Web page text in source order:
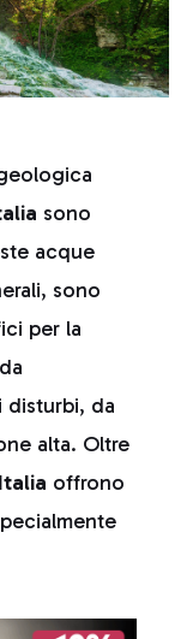
sono
acque
sono
per la
disturbi, da
alta. Oltre
offrono